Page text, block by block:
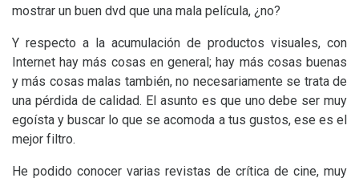
mostrar un buen dvd que una mala película, ¿no?
Y respecto a la acumulación de productos visuales, con
Internet hay más cosas en general; hay más cosas buenas
y más cosas malas también, no necesariamente se trata de
una pérdida de calidad. El asunto es que uno debe ser muy
egoísta y buscar lo que se acomoda a tus gustos, ese es el
mejor filtro.
He podido conocer varias revistas de crítica de cine, muy